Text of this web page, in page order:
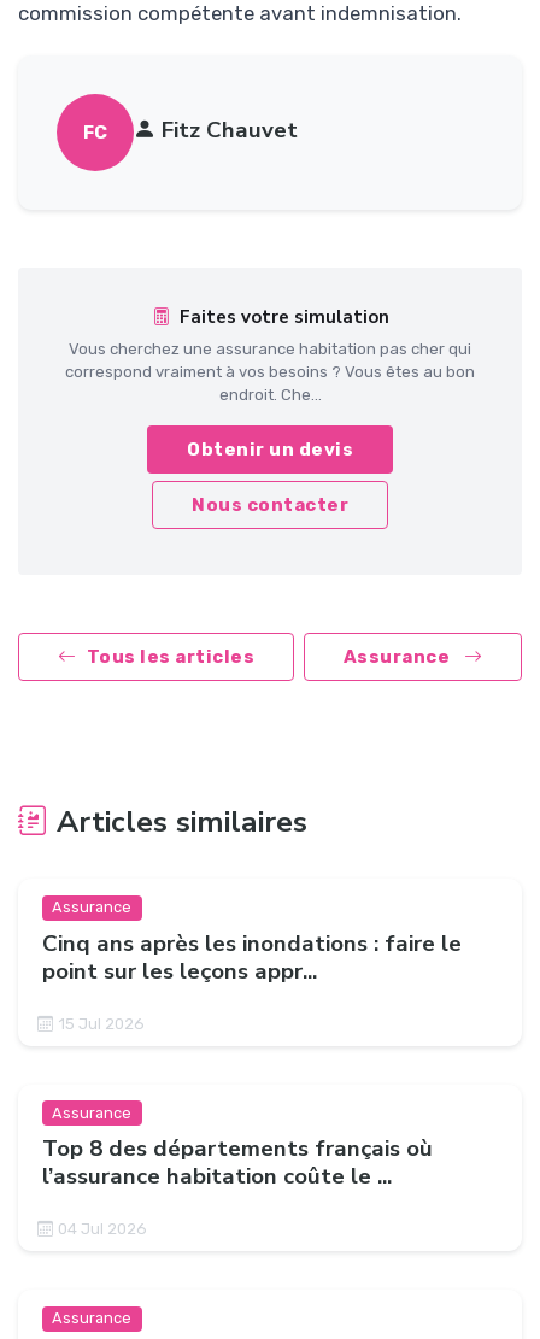
commission compétente avant indemnisation.
FC Fitz Chauvet
Faites votre simulation
Vous cherchez une assurance habitation pas cher qui
correspond vraiment à vos besoins ? Vous êtes au bon
endroit. Che...
Obtenir un devis
Nous contacter
Tous les articles Assurance
Articles similaires
Assurance
Cinq ans après les inondations : faire le
point sur les leçons appr...
15 Jul 2026
Assurance
Top 8 des départements français où
l’assurance habitation coûte le ...
04 Jul 2026
Assurance